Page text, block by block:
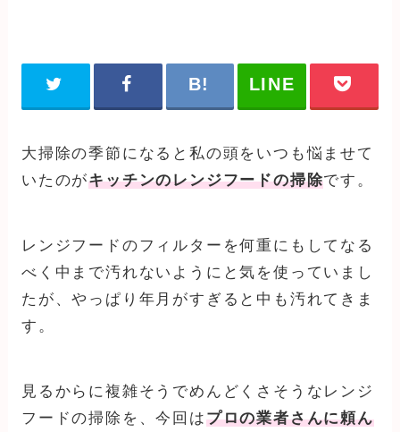
大掃除の季節になると私の頭をいつも悩ませて
いたのがキッチンのレンジフードの掃除です。
レンジフードのフィルターを何重にもしてなる
べく中まで汚れないようにと気を使っていまし
たが、やっぱり年月がすぎると中も汚れてきま
す。
見るからに複雑そうでめんどくさそうなレンジ
フードの掃除を、今回はプロの業者さんに頼ん